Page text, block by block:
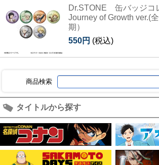
Dr.STONE 缶バッジコ
Journey of Growth ver.(
期）
550円 (税込)
商品検索
タイトルから探す